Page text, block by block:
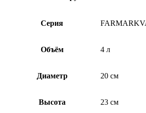
Серия
Объём 4 л
Диаметр 20 см
Высота 23 см